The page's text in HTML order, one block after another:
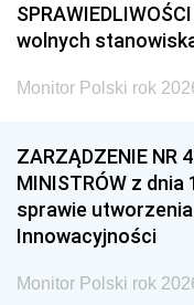
wolnych
Monitor Polski rok
ZARZĄDZENIE NR
MINISTRÓW z
sprawie
Innowacyjności
Monitor Polski rok